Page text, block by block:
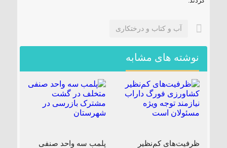
آب و کتاب و درختکاری
نوشته های مشابه
ظرفیت‌های کم‌نظیر
پلمب سه واحد صنفی